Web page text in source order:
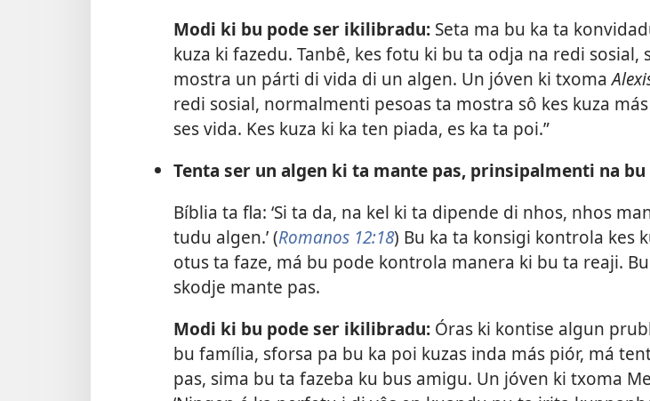
Modi ki bu pode ser ikilibradu:Seta ma bu ka ta
kuza ki fazedu. Tanbê, kes fotu ki bu ta odja na redi sosial,
mostra un párti di vida di un algen. Un jóven ki txoma
redi sosial, normalmenti pesoas ta mostra sô kes kuza
ses vida. Kes kuza ki ka ten piada, es ka ta poi.”
Tenta ser un algen ki ta mante pas, prinsipalmenti na
Bíblia ta fla: ‘Si ta da, na kel ki ta dipende di nhos, nhos
tudu algen.’ (Romanos 12:18) Bu ka ta konsigi kontrola kes
otus ta faze, má bu pode kontrola manera ki bu ta reaji.
skodje mante pas.
Modi ki bu pode ser ikilibradu:Óras ki kontise algun
bu família, sforsa pa bu ka poi kuzas inda más piór, má
pas, sima bu ta fazeba ku bus amigu. Un jóven ki txoma